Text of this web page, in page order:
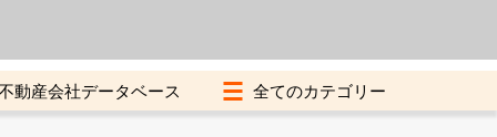
動産会社データベース